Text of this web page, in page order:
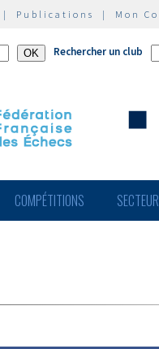
| Publications | Mon
Rechercher un club
COMPÉTITIONS